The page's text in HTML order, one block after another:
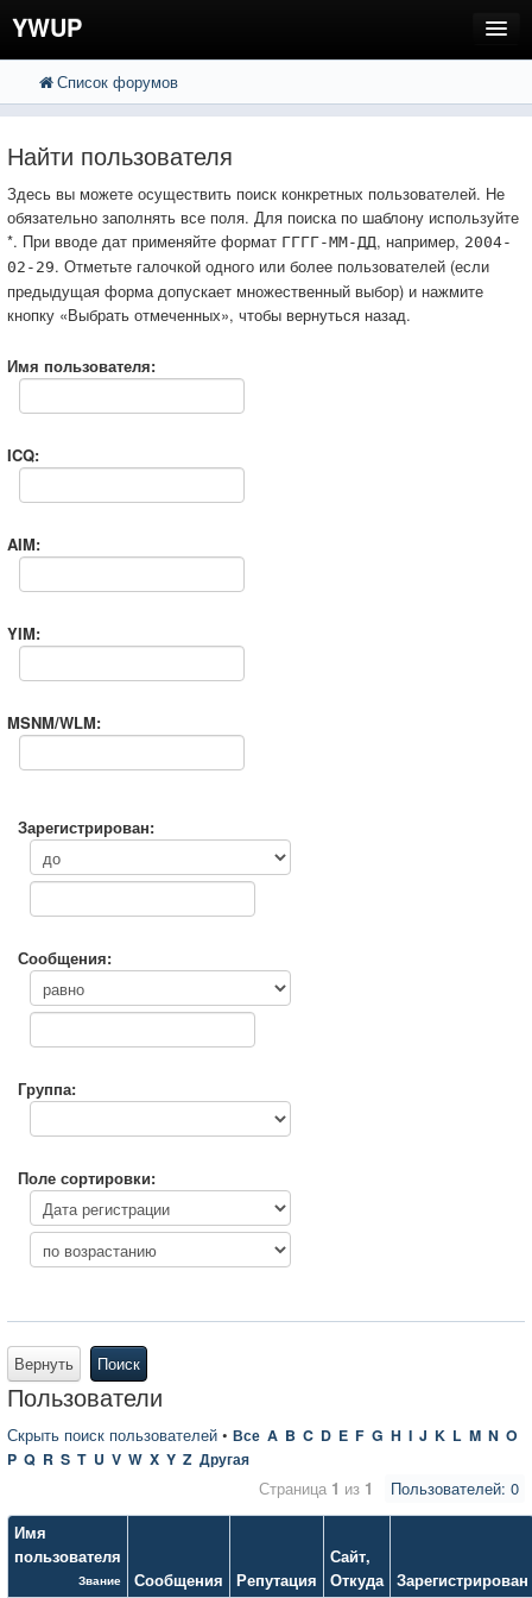
YWUP
FAQ
Вход
Список форумов
Найти пользователя
Здесь вы можете осуществить поиск конкретных пользователей. Не
обязательно заполнять все поля. Для поиска по шаблону используйте
*. При вводе дат применяйте формат ГГГГ-ММ-ДД, например, 2004-
02-29. Отметьте галочкой одного или более пользователей (если
предыдущая форма допускает множественный выбор) и нажмите
кнопку «Выбрать отмеченных», чтобы вернуться назад.
Имя пользователя:
ICQ:
AIM:
YIM:
MSNM/WLM:
Зарегистрирован:
Сообщения:
Группа:
Поле сортировки:
Вернуть Поиск
Пользователи
Скрыть поиск пользователей • Все A B C D E F G H I J K L M N O
P Q R S T U V W X Y Z Другая
Пользователей: 0
Страница 1 из 1
Имя
пользователя
Звание Сообщения Репутация
Сайт,
Откуда Зарегистрирован